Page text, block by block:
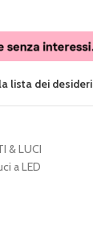
lista dei desideri
& LUCI
a LED